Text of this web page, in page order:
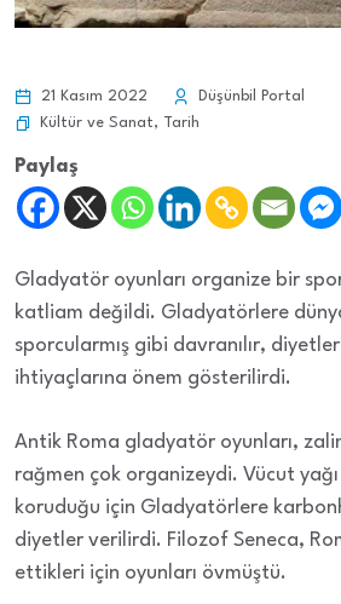
21 Kasım 2022
Düşünbil Portal
Kültür ve Sanat, Tarih
Paylaş
Gladyatör oyunları organize bir
katliam değildi. Gladyatörlere
sporcularmış gibi davranılır,
ihtiyaçlarına önem gösterilirdi.
Antik Roma gladyatör oyunları,
rağmen çok organizeydi. Vücut
koruduğu için Gladyatörlere
diyetler verilirdi. Filozof Seneca,
ettikleri için oyunları övmüştü.